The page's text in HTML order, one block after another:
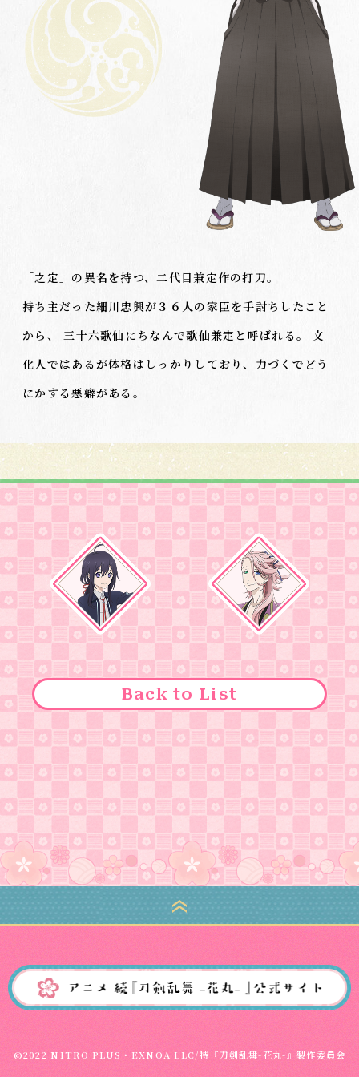
「之定」の異名を持つ、二代目兼定作の打刀。
持ち主だった細川忠興が３６人の家臣を手討ちしたこと
から、 三十六歌仙にちなんで歌仙兼定と呼ばれる。 文
化人ではあるが体格はしっかりしており、力づくでどう
にかする悪癖がある。
Back to List
©2022 NITRO PLUS・EXNOA LLC/特『刀剣乱舞-花丸-』製作委員会